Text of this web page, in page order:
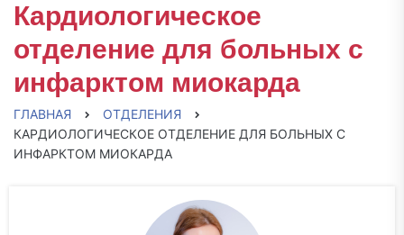
Кардиологическое
отделение для больных с
инфарктом миокарда
ГЛАВНАЯ
ОТДЕЛЕНИЯ
КАРДИОЛОГИЧЕСКОЕ ОТДЕЛЕНИЕ ДЛЯ БОЛЬНЫХ С
ИНФАРКТОМ МИОКАРДА